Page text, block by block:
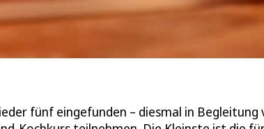
fünf eingefunden – diesmal in